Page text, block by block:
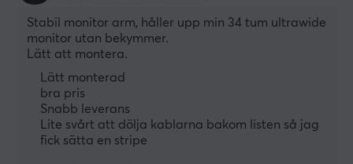
Stabil monitor arm, håller upp min 34 tum ultrawide
monitor utan bekymmer.
Lätt att montera.
Lätt monterad
bra pris
Snabb leverans
Lite svårt att dölja kablarna bakom listen så jag
fick sätta en stripe